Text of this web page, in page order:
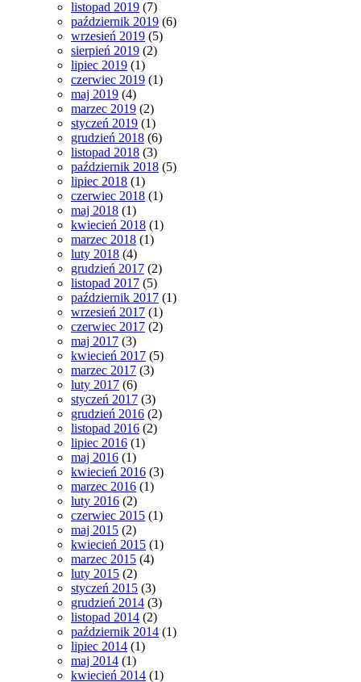
listopad 2019 (7)
październik 2019 (6)
wrzesień 2019 (5)
sierpień 2019 (2)
lipiec 2019 (1)
czerwiec 2019 (1)
maj 2019 (4)
marzec 2019 (2)
styczeń 2019 (1)
grudzień 2018 (6)
listopad 2018 (3)
październik 2018 (5)
lipiec 2018 (1)
czerwiec 2018 (1)
maj 2018 (1)
kwiecień 2018 (1)
marzec 2018 (1)
luty 2018 (4)
grudzień 2017 (2)
listopad 2017 (5)
październik 2017 (1)
wrzesień 2017 (1)
czerwiec 2017 (2)
maj 2017 (3)
kwiecień 2017 (5)
marzec 2017 (3)
luty 2017 (6)
styczeń 2017 (3)
grudzień 2016 (2)
listopad 2016 (2)
lipiec 2016 (1)
maj 2016 (1)
kwiecień 2016 (3)
marzec 2016 (1)
luty 2016 (2)
czerwiec 2015 (1)
maj 2015 (2)
kwiecień 2015 (1)
marzec 2015 (4)
luty 2015 (2)
styczeń 2015 (3)
grudzień 2014 (3)
listopad 2014 (2)
październik 2014 (1)
lipiec 2014 (1)
maj 2014 (1)
kwiecień 2014 (1)